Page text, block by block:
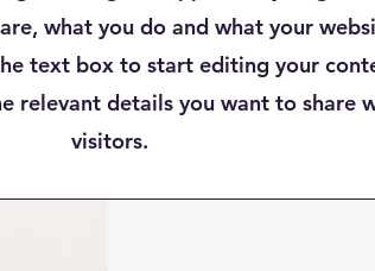
what you do and what your
text box to start editing your
relevant details you want to share
visitors.